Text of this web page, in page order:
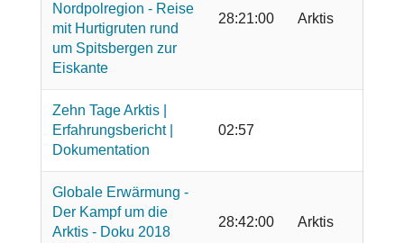
Nordpolregion - Reise
mit Hurtigruten rund
um Spitsbergen zur
Eiskante
28:21:00 Arktis
Zehn Tage Arktis |
Erfahrungsbericht |
Dokumentation
02:57
Globale Erwärmung -
Der Kampf um die
Arktis - Doku 2018
28:42:00 Arktis